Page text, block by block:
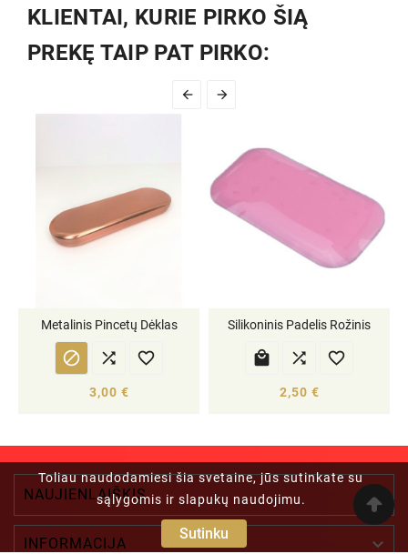
Toliau naudodamiesi šia svetaine, jūs sutinkate su
sąlygomis ir slapukų naudojimu.
Sutinku
KLIENTAI, KURIE PIRKO ŠIĄ
PREKĘ TAIP PAT PIRKO:
 
Metalinis Pincetų Dėklas
  
3,00 €
Silikoninis Padelis Rožinis
  
2,50 €
NAUJIENLAIŠKIS 
INFORMACIJA 